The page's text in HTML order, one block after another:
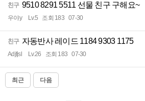
친구 9510 8291 5511 선물 친구 구해요~
우야y Lv.5 조회 183 07-30
친구 자동반사 레이드 1184 9303 1175
Adjfjsl Lv.26 조회 183 07-30
최근 다음